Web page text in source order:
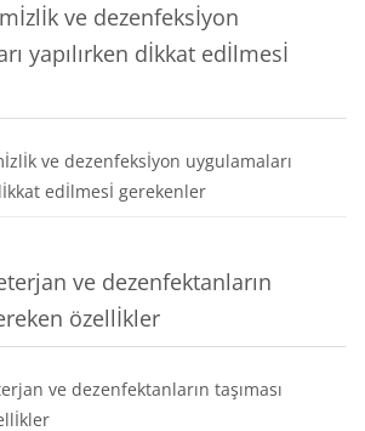
ve dezenfeksİyon
yapılırken dİkkat edİlmesİ
ve dezenfeksİyon uygulamaları
edİlmesİ gerekenler
ve dezenfektanların
özellİkler
ve dezenfektanların taşıması